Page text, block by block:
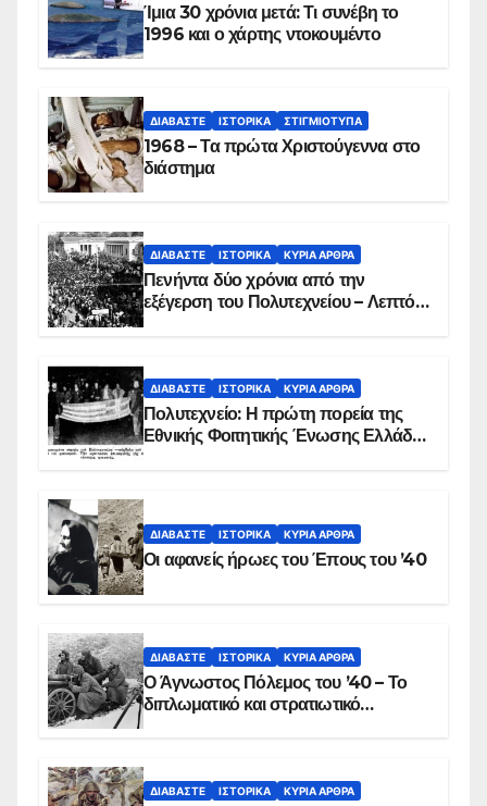
Ίμια 30 χρόνια μετά: Τι συνέβη το
1996 και ο χάρτης ντοκουμέντο
ΔΙΑΒΆΣΤΕ ΙΣΤΟΡΙΚΆ ΣΤΙΓΜΙΌΤΥΠΑ
1968 – Τα πρώτα Χριστούγεννα στο
διάστημα
ΔΙΑΒΆΣΤΕ ΙΣΤΟΡΙΚΆ ΚΥΡΙΑ ΑΡΘΡΑ
Πενήντα δύο χρόνια από την
εξέγερση του Πολυτεχνείου – Λεπτό
ΔΙΑΒΆΣΤΕ ΙΣΤΟΡΙΚΆ ΚΥΡΙΑ ΑΡΘΡΑ
Πολυτεχνείο: Η πρώτη πορεία της
Εθνικής Φοιτητικής Ένωσης Ελλάδος
ΔΙΑΒΆΣΤΕ ΙΣΤΟΡΙΚΆ ΚΥΡΙΑ ΑΡΘΡΑ
Οι αφανείς ήρωες του Έπους του ’40
ΔΙΑΒΆΣΤΕ ΙΣΤΟΡΙΚΆ ΚΥΡΙΑ ΑΡΘΡΑ
Ο Άγνωστος Πόλεμος του ’40 – Το
διπλωματικό και στρατιωτικό
ΔΙΑΒΆΣΤΕ ΙΣΤΟΡΙΚΆ ΚΥΡΙΑ ΑΡΘΡΑ